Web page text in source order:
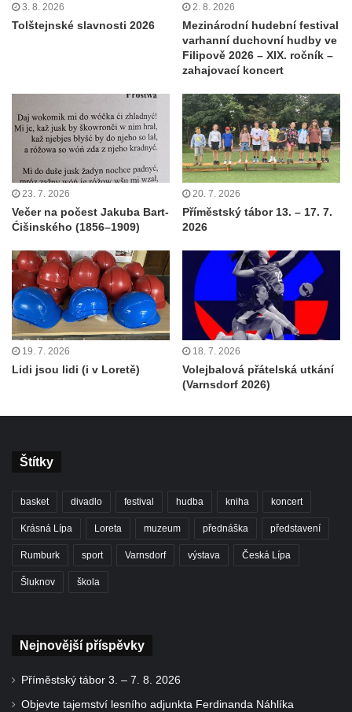
3. 8. 2026
Tolštejnské slavnosti 2026
2. 8. 2026
Mezinárodní hudební festival
varhanní duchovní hudby ve
Filipově 2026 – XIX. ročník –
zahajovací koncert
23. 7. 2026
Večer na počest Jakuba Bart-
Ćišinského (1856–1909)
20. 7. 2026
Příměstský tábor 13. – 17. 7.
2026
19. 7. 2026
Lidi jsou lidi (i v Loretě)
18. 7. 2026
Volejbalová přátelská utkání
(Varnsdorf 2026)
Štítky
basket divadlo festival hudba kniha koncert
Krásná Lípa Loreta muzeum přednáška představení
Rumburk sport Varnsdorf výstava Česká Lípa
Šluknov škola
Nejnovější příspěvky
Příměstský tábor 3. – 7. 8. 2026
Objevte tajemství lesního adjunkta Ferdinanda Náhlíka